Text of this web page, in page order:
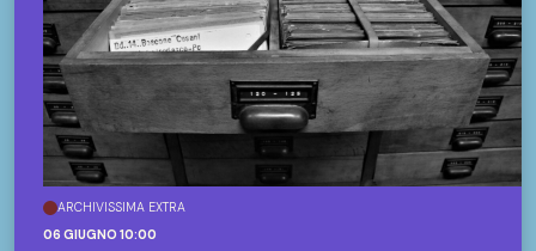
ARCHIVISSIMA EXTRA
06 GIUGNO 10:00